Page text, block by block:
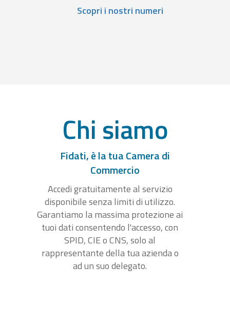
Scopri i nostri numeri
Chi siamo
Fidati, è la tua Camera di
Commercio
Accedi gratuitamente al servizio
disponibile senza limiti di utilizzo.
Garantiamo la massima protezione ai
tuoi dati consentendo l'accesso, con
SPID, CIE o CNS, solo al
rappresentante della tua azienda o
ad un suo delegato.